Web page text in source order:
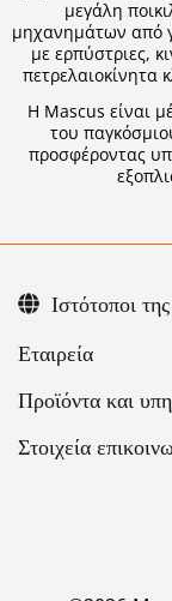
μεγάλη
μηχανημάτων από
με ερπύστριες,
πετρελαιοκίνητα
Η Mascus είναι
του
προσφέροντας
Εταιρεία
Προϊόντα και
Στοιχεία
Ιστότοποι